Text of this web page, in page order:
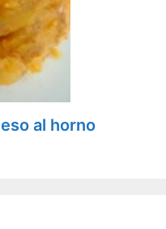
al horno